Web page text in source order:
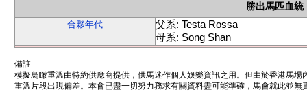
勝出馬匹血統
合夥年代
父系: Testa Rossa
母系: Song Shan
備註
模擬鳥瞰重溫由特約供應商提供，供馬迷作個人娛樂資訊之用。但由於香港馬
重溫片段出現偏差。本會已盡一切努力務求有關資料盡可能準確，馬會就此並